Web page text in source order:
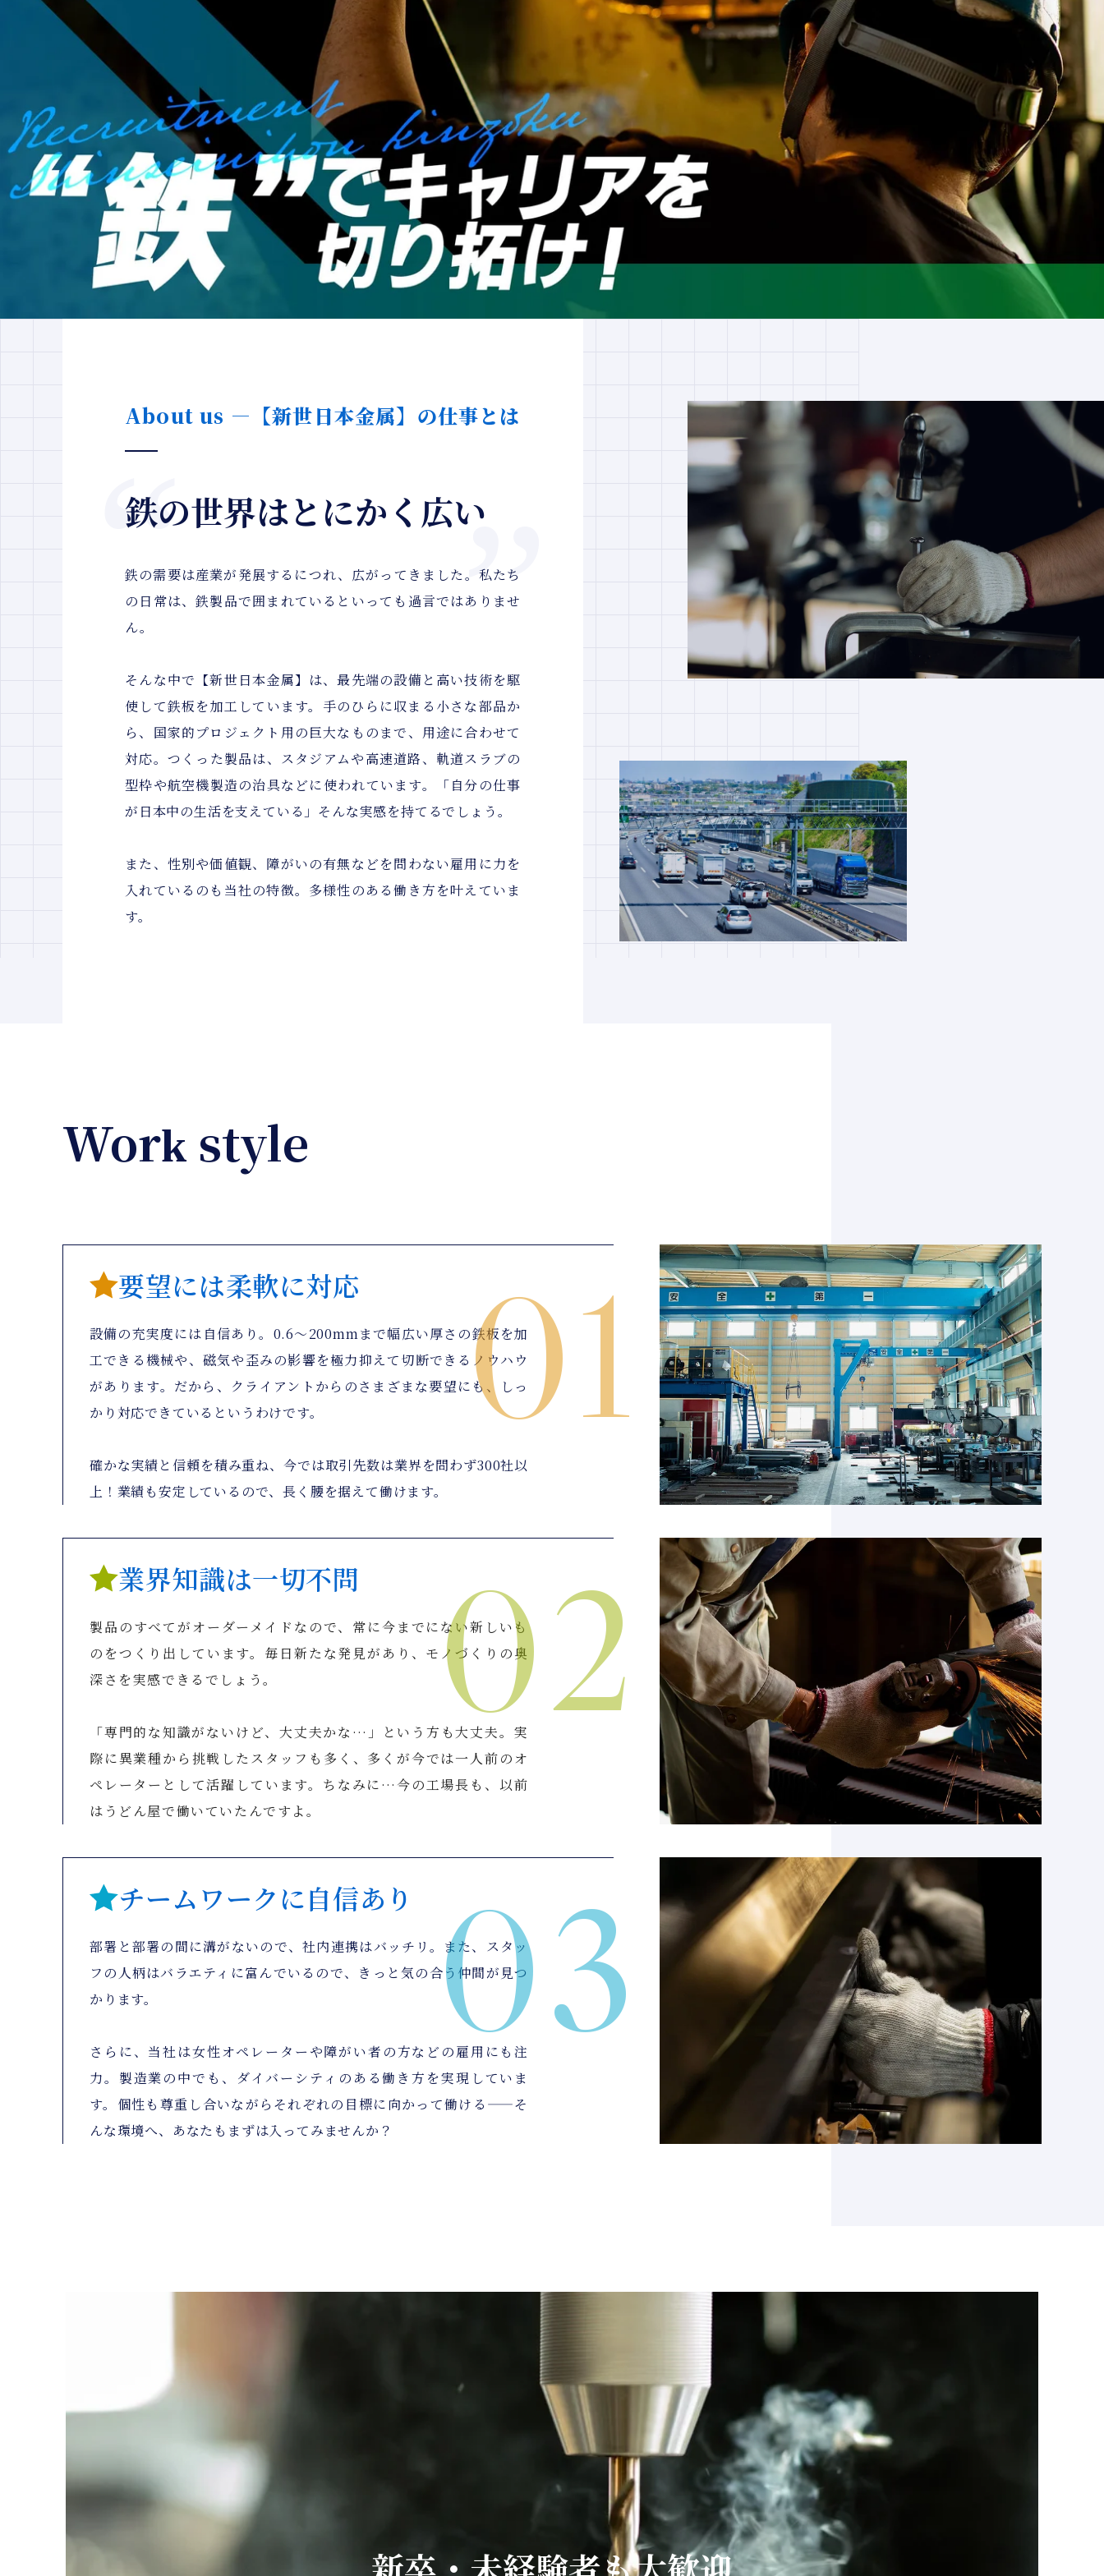
About us ―【新世日本金属】の仕事とは
鉄の世界はとにかく広い
鉄の需要は産業が発展するにつれ、広がってきました。私たち
の日常は、鉄製品で囲まれているといっても過言ではありませ
ん。
そんな中で【新世日本金属】は、最先端の設備と高い技術を駆
使して鉄板を加工しています。手のひらに収まる小さな部品か
ら、国家的プロジェクト用の巨大なものまで、用途に合わせて
対応。つくった製品は、スタジアムや高速道路、軌道スラブの
型枠や航空機製造の治具などに使われています。「自分の仕事
が日本中の生活を支えている」そんな実感を持てるでしょう。
また、性別や価値観、障がいの有無などを問わない雇用に力を
入れているのも当社の特徴。多様性のある働き方を叶えていま
す。
Work style
要望には柔軟に対応
設備の充実度には自信あり。0.6〜200mmまで幅広い厚さの鉄板を加
工できる機械や、磁気や歪みの影響を極力抑えて切断できるノウハウ
があります。だから、クライアントからのさまざまな要望にも、しっ
かり対応できているというわけです。
確かな実績と信頼を積み重ね、今では取引先数は業界を問わず300社以
上！業績も安定しているので、長く腰を据えて働けます。
01
業界知識は一切不問
製品のすべてがオーダーメイドなので、常に今までにない新しいも
のをつくり出しています。毎日新たな発見があり、モノづくりの奥
深さを実感できるでしょう。
「専門的な知識がないけど、大丈夫かな…」という方も大丈夫。実
際に異業種から挑戦したスタッフも多く、多くが今では一人前のオ
ペレーターとして活躍しています。ちなみに…今の工場長も、以前
はうどん屋で働いていたんですよ。
02
チームワークに自信あり
部署と部署の間に溝がないので、社内連携はバッチリ。また、スタッ
フの人柄はバラエティに富んでいるので、きっと気の合う仲間が見つ
かります。
さらに、当社は女性オペレーターや障がい者の方などの雇用にも注
力。製造業の中でも、ダイバーシティのある働き方を実現していま
す。個性も尊重し合いながらそれぞれの目標に向かって働ける――そ
んな環境へ、あなたもまずは入ってみませんか？
03